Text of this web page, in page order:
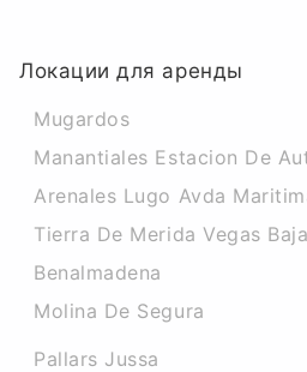
Локации для аренды
Mugardos
Manantiales Estacion De
Arenales Lugo Avda
Tierra De Merida Vegas
Benalmadena
Molina De Segura
Pallars Jussa